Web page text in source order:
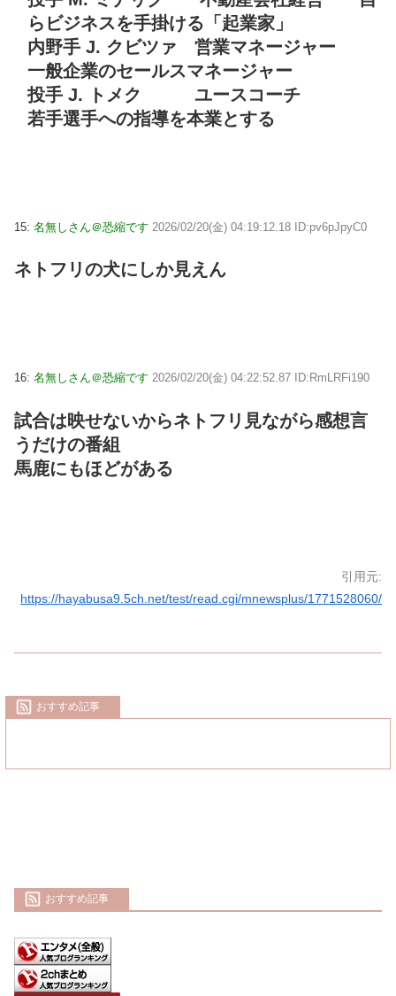
らビジネスを手掛ける「起業家」
内野手 J. クビツァ 営業マネージャー
一般企業のセールスマネージャー
投手 J. トメク ユースコーチ
若手選手への指導を本業とする
15: 名無しさん＠恐縮です 2026/02/20(金) 04:19:12.18 ID:pv6pJpyC0
ネトフリの犬にしか見えん
16: 名無しさん＠恐縮です 2026/02/20(金) 04:22:52.87 ID:RmLRFi190
試合は映せないからネトフリ見ながら感想言
うだけの番組
馬鹿にもほどがある
引用元:
https://hayabusa9.5ch.net/test/read.cgi/mnewsplus/1771528060/
おすすめ記事
おすすめ記事